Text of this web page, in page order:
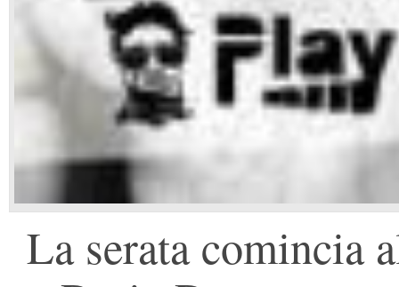
La serata comincia